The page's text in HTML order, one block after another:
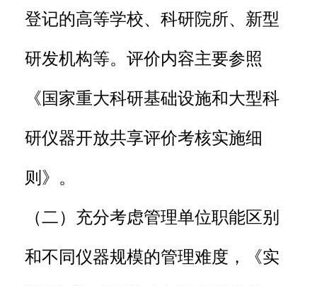
登记的高等学校、科研院所、新型
研发机构等。评价内容主要参照
《国家重大科研基础设施和大型科
研仪器开放共享评价考核实施细
则》。
（二）充分考虑管理单位职能区别
和不同仪器规模的管理难度，《实